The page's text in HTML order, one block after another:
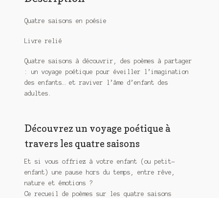
Quatre saisons en poésie
Livre relié
Quatre saisons à découvrir, des poèmes à partager
: un voyage poétique pour éveiller l’imagination
des enfants… et raviver l’âme d’enfant des
adultes.
Découvrez un voyage poétique à
travers les quatre saisons
Et si vous offriez à votre enfant (ou petit-
enfant) une pause hors du temps, entre rêve,
nature et émotions ?
Cerecueil de poèmes sur les quatre saisons